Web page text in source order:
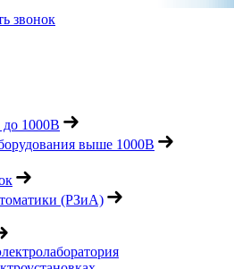
звонок
до 1000В
выше 1000В
(РЗиА)